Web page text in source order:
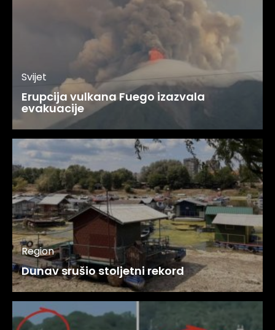
Svijet
Erupcija vulkana Fuego izazvala
evakuacije
Region
Dunav srušio stoljetni rekord